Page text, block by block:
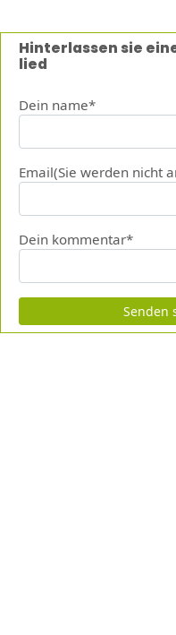
Hinterlassen sie
lied
Dein name*
Email(Sie werden nicht
Dein kommentar*
Senden